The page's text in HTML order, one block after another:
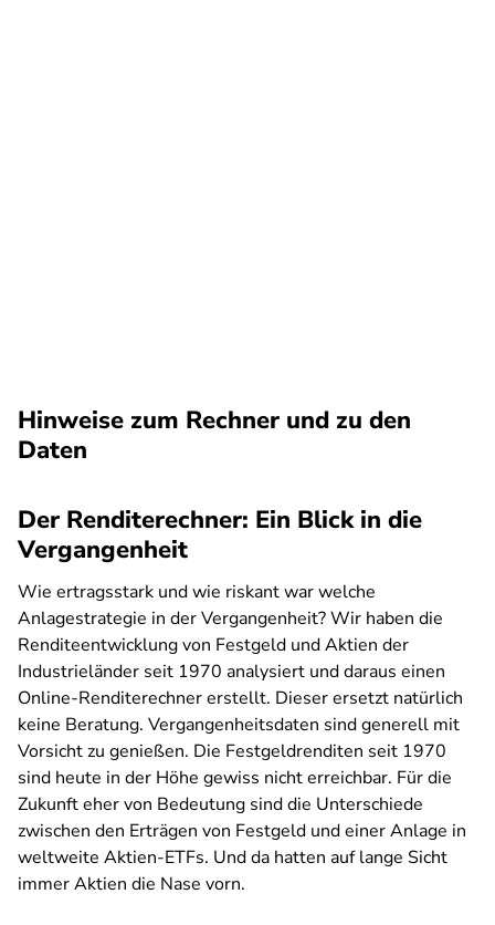
Hinweise zum Rechner und zu den
Daten
Der Renditerechner: Ein Blick in die
Vergangenheit
Wie ertragsstark und wie riskant war welche
Anlagestrategie in der Vergangenheit? Wir haben die
Renditeentwicklung von Festgeld und Aktien der
Industrieländer seit 1970 analysiert und daraus einen
Online-Renditerechner erstellt. Dieser ersetzt natürlich
keine Beratung. Vergangenheitsdaten sind generell mit
Vorsicht zu genießen. Die Festgeldrenditen seit 1970
sind heute in der Höhe gewiss nicht erreichbar. Für die
Zukunft eher von Bedeutung sind die Unterschiede
zwischen den Erträgen von Festgeld und einer Anlage in
weltweite Aktien-ETFs. Und da hatten auf lange Sicht
immer Aktien die Nase vorn.